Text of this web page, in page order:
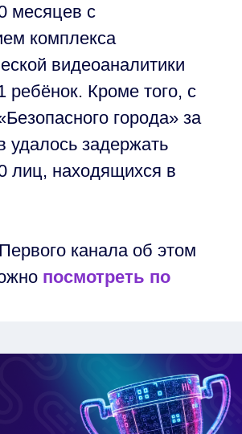
месяцев с
комплекса
видеоаналитики
ребёнок. Кроме того, с
города» за
удалось задержать
лиц, находящихся в
канала об этом
посмотреть по